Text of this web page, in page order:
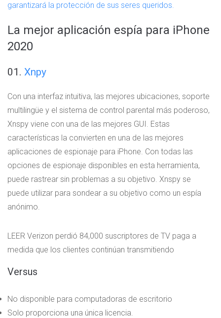
garantizará la protección de sus seres queridos.
La mejor aplicación espía para iPhone
2020
01. Xnpy
Con una interfaz intuitiva, las mejores ubicaciones, soporte
multilingüe y el sistema de control parental más poderoso,
Xnspy viene con una de las mejores GUI. Estas
características la convierten en una de las mejores
aplicaciones de espionaje para iPhone. Con todas las
opciones de espionaje disponibles en esta herramienta,
puede rastrear sin problemas a su objetivo. Xnspy se
puede utilizar para sondear a su objetivo como un espía
anónimo.
LEER Verizon perdió 84,000 suscriptores de TV paga a
medida que los clientes continúan transmitiendo
Versus
No disponible para computadoras de escritorio
Solo proporciona una única licencia.